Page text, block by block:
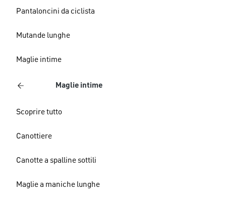
Pantaloncini da ciclista
Mutande lunghe
Maglie intime
Maglie intime
Scoprire tutto
Canottiere
Canotte a spalline sottili
Maglie a maniche lunghe